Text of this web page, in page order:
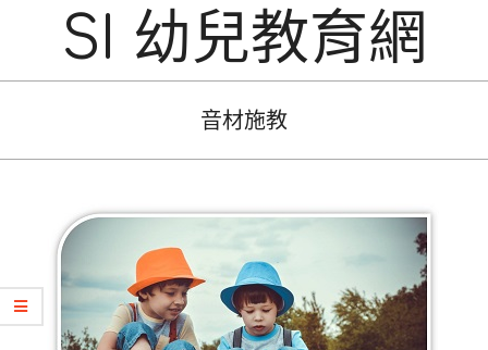
SI 幼兒教育網
音材施教